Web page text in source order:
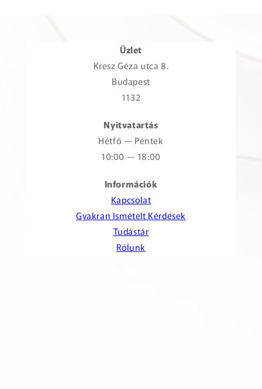
Üzlet
Kresz Géza utca 8.
Budapest
1132
Nyitvatartás
Hétfő — Péntek
10:00 — 18:00
Információk
Kapcsolat
Gyakran Ismételt Kérdések
Tudástár
Rólunk